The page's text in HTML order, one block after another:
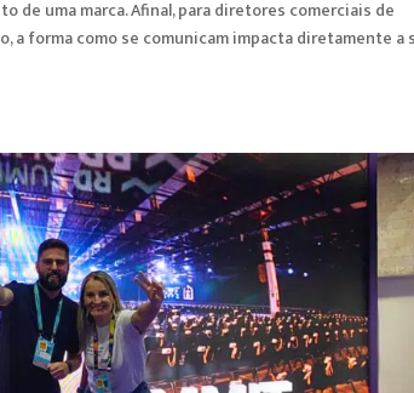
de uma marca. Afinal, para diretores comerciais de
a forma como se comunicam impacta diretamente a